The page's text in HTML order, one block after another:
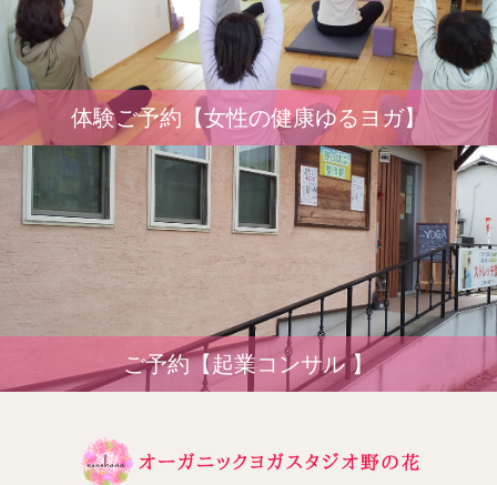
体験ご予約【女性の健康ゆるヨガ】
ご予約【起業コンサル 】